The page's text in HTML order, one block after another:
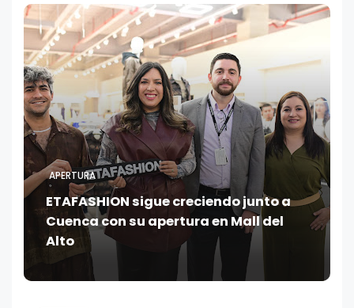
APERTURA
ETAFASHION sigue creciendo junto a
Cuenca con su apertura en Mall del
Alto